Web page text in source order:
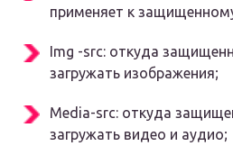
применяет к
Img -src: откуда
загружать изображения;
Media-src: откуда
загружать видео и аудио;